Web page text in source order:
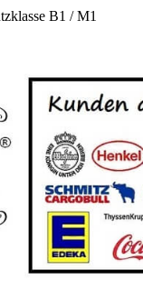
B1 / M1